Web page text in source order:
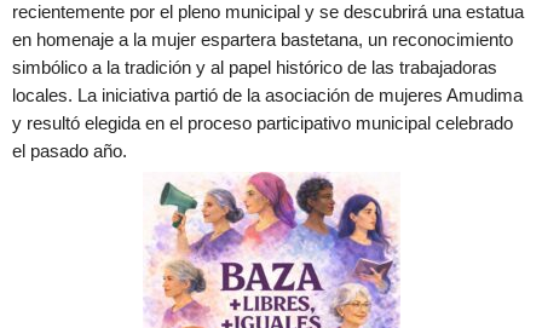
recientemente por el pleno municipal y se descubrirá una estatua
en homenaje a la mujer espartera bastetana, un reconocimiento
simbólico a la tradición y al papel histórico de las trabajadoras
locales. La iniciativa partió de la asociación de mujeres Amudima
y resultó elegida en el proceso participativo municipal celebrado
el pasado año.